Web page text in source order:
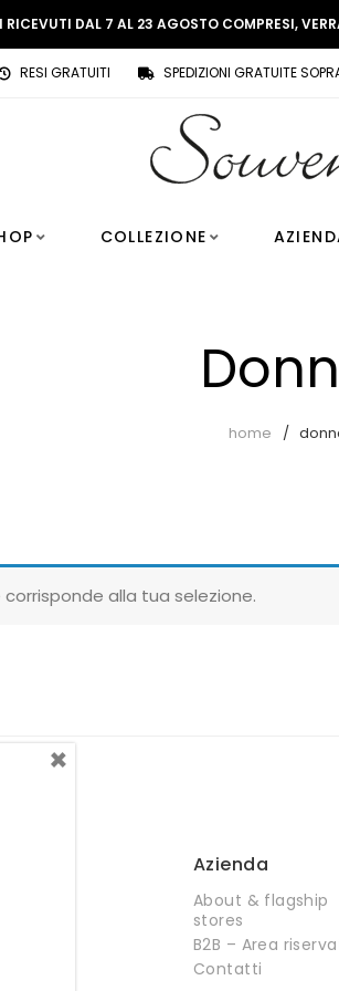
RICEVUTI DAL 7 AL 23 AGOSTO COMPRESI,
RESI GRATUITI SPEDIZIONI GRATUITE
COLLEZIONE
home
alla tua selezione.
Azienda
About & flagship
stores
B2B – Area
Contatti
×